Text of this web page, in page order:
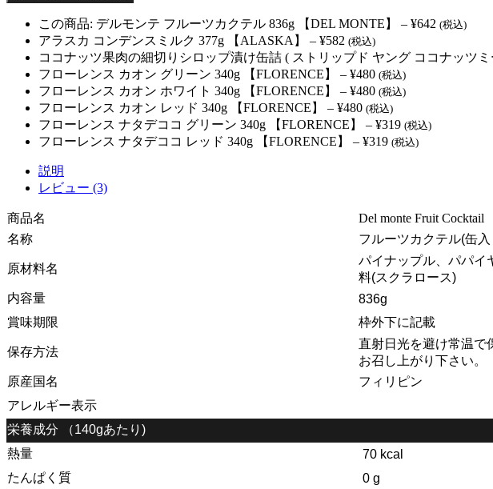
この商品: デルモンテ フルーツカクテル 836g 【DEL MONTE】 – ¥642 (税込)
アラスカ コンデンスミルク 377g 【ALASKA】 – ¥582 (税込)
ココナッツ果肉の細切りシロップ漬け缶詰 ( ストリップド ヤング ココナッツミ
フローレンス カオン グリーン 340g 【FLORENCE】 – ¥480 (税込)
フローレンス カオン ホワイト 340g 【FLORENCE】 – ¥480 (税込)
フローレンス カオン レッド 340g 【FLORENCE】 – ¥480 (税込)
フローレンス ナタデココ グリーン 340g 【FLORENCE】 – ¥319 (税込)
フローレンス ナタデココ レッド 340g 【FLORENCE】 – ¥319 (税込)
説明
レビュー (3)
商品名
Del monte Fruit Cocktail
名称
フルーツカクテル(缶入
原材料名
パイナップル、パパ
料(スクラロース)
内容量
836g
賞味期限
枠外下に記載
保存方法
直射日光を避け常温で
お召し上がり下さい。
原産国名
フィリピン
アレルギー表示
栄養成分 （140gあたり)
熱量
70 kcal
たんぱく質
0 g